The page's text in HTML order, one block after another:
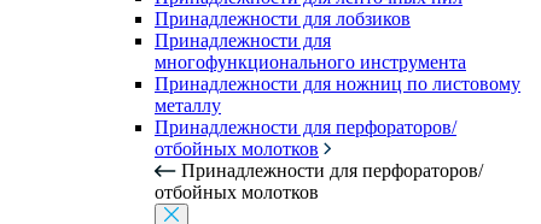
Принадлежности для лобзиков
Принадлежности для
многофункционального инструмента
Принадлежности для ножниц по листовому
металлу
Принадлежности для перфораторов/
отбойных молотков
Принадлежности для перфораторов/
отбойных молотков